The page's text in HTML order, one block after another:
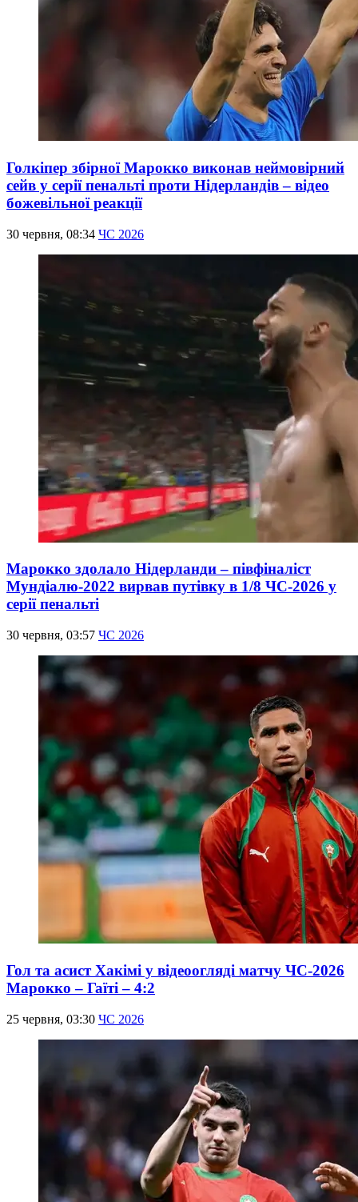
Голкіпер збірної Марокко виконав неймовірний
сейв у серії пенальті проти Нідерландів – відео
божевільної реакції
30 червня, 08:34 ЧС 2026
Марокко здолало Нідерланди – півфіналіст
Мундіалю-2022 вирвав путівку в 1/8 ЧС-2026 у
серії пенальті
30 червня, 03:57 ЧС 2026
Гол та асист Хакімі у відеоогляді матчу ЧС-2026
Марокко – Гаїті – 4:2
25 червня, 03:30 ЧС 2026